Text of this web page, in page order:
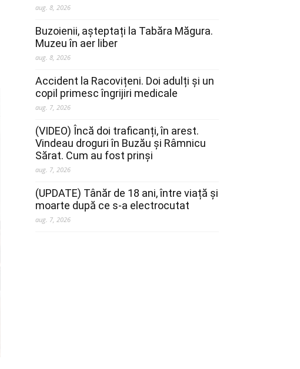
aug. 8, 2026
Buzoienii, așteptați la Tabăra Măgura.
Muzeu în aer liber
aug. 8, 2026
Accident la Racovițeni. Doi adulți și un
copil primesc îngrijiri medicale
aug. 7, 2026
(VIDEO) Încă doi traficanți, în arest.
Vindeau droguri în Buzău și Râmnicu
Sărat. Cum au fost prinși
aug. 7, 2026
(UPDATE) Tânăr de 18 ani, între viață și
moarte după ce s-a electrocutat
aug. 7, 2026